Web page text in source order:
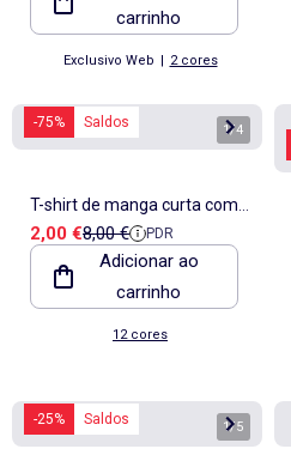
carrinho
Exclusivo Web | 2 cores
-75% Saldos 1/4
T-shirt de manga curta com
estampado
Preço de venda
2,00 €Preço de referência
8,00 € PDR
Adicionar ao
carrinho
12 cores
-25% Saldos 1/5